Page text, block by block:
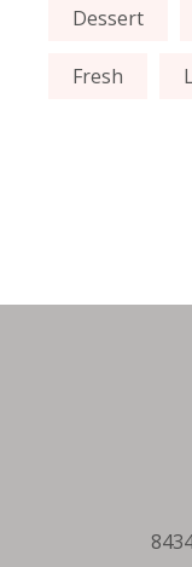
Dessert
Fresh